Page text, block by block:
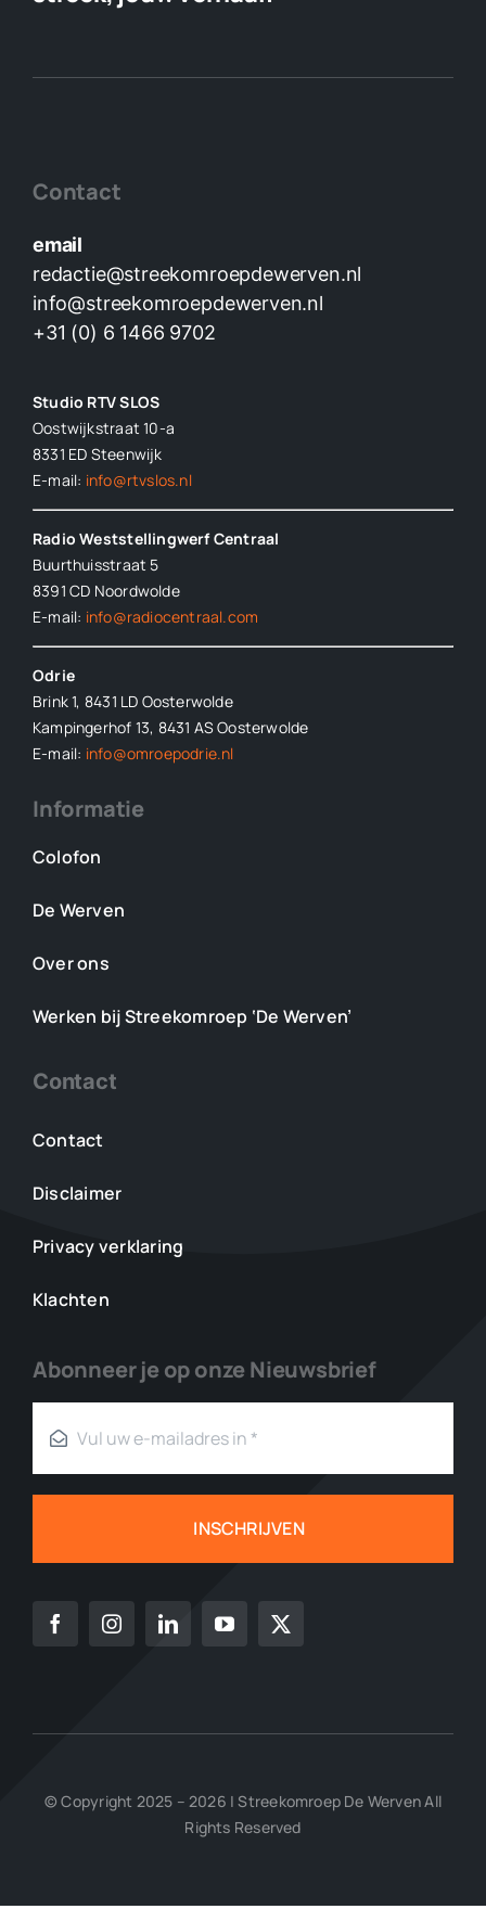
Contact
email
redactie@streekomroepdewerven.nl
info@streekomroepdewerven.nl
+31 (0) 6 1466 9702
Studio RTV SLOS
Oostwijkstraat 10-a
8331 ED Steenwijk
E-mail: info@rtvslos.nl
Radio Weststellingwerf Centraal
Buurthuisstraat 5
8391 CD Noordwolde
E-mail: info@radiocentraal.com
Odrie
Brink 1, 8431 LD Oosterwolde
Kampingerhof 13, 8431 AS Oosterwolde
E-mail: info@omroepodrie.nl
Informatie
Colofon
De Werven
Over ons
Werken bij Streekomroep ‘De Werven’
Contact
Contact
Disclaimer
Privacy verklaring
Klachten
Abonneer je op onze Nieuwsbrief
INSCHRIJVEN
© Copyright 2025 – 2026 | Streekomroep De Werven All
Rights Reserved